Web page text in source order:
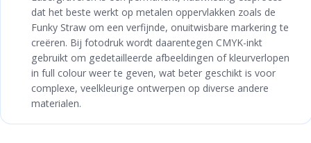
dat het beste werkt op metalen oppervlakken zoals de
Funky Straw om een verfijnde, onuitwisbare markering te
creëren. Bij fotodruk wordt daarentegen CMYK-inkt
gebruikt om gedetailleerde afbeeldingen of kleurverlopen
in full colour weer te geven, wat beter geschikt is voor
complexe, veelkleurige ontwerpen op diverse andere
materialen.